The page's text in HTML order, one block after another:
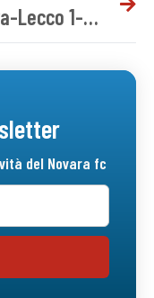
Novara-Lecco 1-2 | Il tabellino del match
del Novara fc